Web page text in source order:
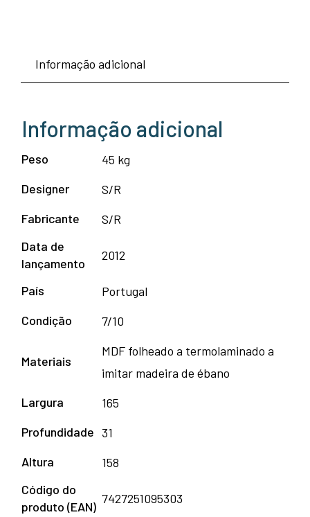
Informação adicional
Informação adicional
Peso
45 kg
Designer
S/R
Fabricante
S/R
Data de
lançamento
2012
País
Portugal
Condição
7/10
Materiais
MDF folheado a termolaminado a
imitar madeira de ébano
Largura
165
Profundidade 31
Altura
158
Código do
produto (EAN)
7427251095303